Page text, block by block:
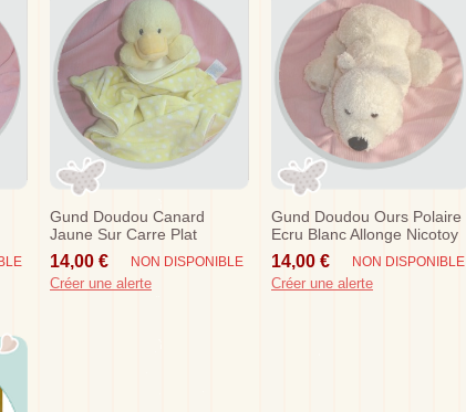
Gund Doudou Canard
Jaune Sur Carre Plat
14,00 € NON DISPONIBLE
Créer une alerte
Gund Doudou Ours Polaire
Ecru Blanc Allonge Nicotoy
Sos
14,00 € NON DISPONIBLE
Créer une alerte